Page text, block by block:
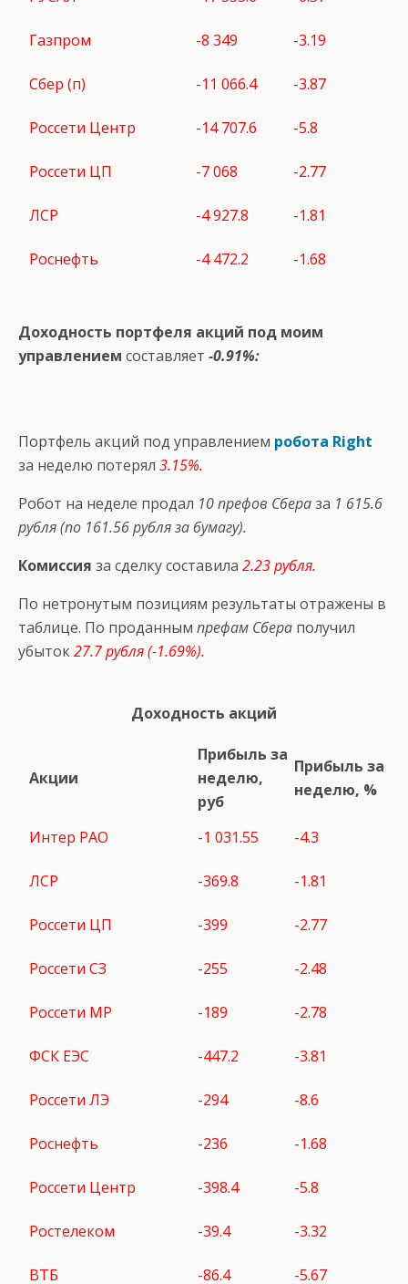
Газпром -8 349 -3.19
Сбер (п) -11 066.4 -3.87
Россети Центр -14 707.6 -5.8
Россети ЦП -7 068 -2.77
ЛСР -4 927.8 -1.81
Роснефть -4 472.2 -1.68
Доходность портфеля акций под моим
управлением составляет -0.91%:
Портфель акций под управлением робота Right
за неделю потерял 3.15%.
Робот на неделе продал 10 префов Сбераза 1 615.6
рубля (по 161.56 рубля за бумагу).
Комиссия за сделку составила 2.23 рубля.
По нетронутым позициям результаты отражены в
таблице. По проданным префам Сбера получил
убыток27.7 рубля (-1.69%).
Доходность акций
Акции
Прибыль за
неделю,
руб
Прибыль за
неделю, %
Интер РАО -1 031.55 -4.3
ЛСР -369.8 -1.81
Россети ЦП -399 -2.77
Россети СЗ -255 -2.48
Россети МР -189 -2.78
ФСК ЕЭС -447.2 -3.81
Россети ЛЭ -294 -8.6
Роснефть -236 -1.68
Россети Центр -398.4 -5.8
Ростелеком -39.4 -3.32
ВТБ -86.4 -5.67